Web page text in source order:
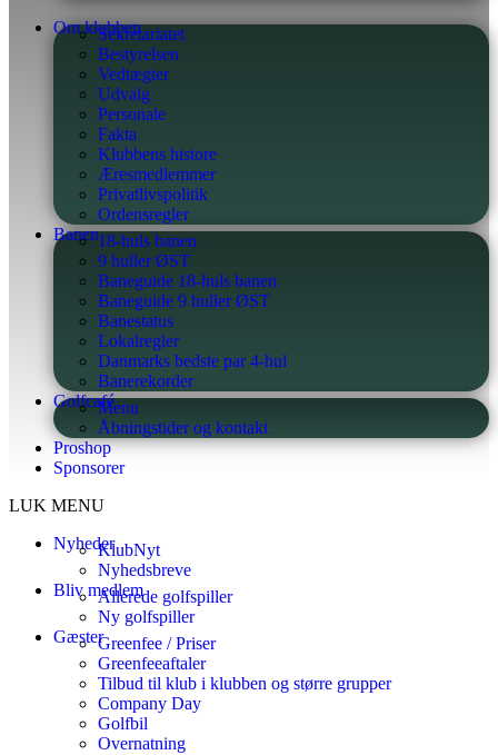
Om klubbenSekretariatet
Bestyrelsen
Vedtægter
Udvalg
Personale
Fakta
Klubbens histore
Æresmedlemmer
Privatlivspolitik
Ordensregler
Banen18-huls banen
9 huller ØST
Baneguide 18-huls banen
Baneguide 9 huller ØST
Banestatus
Lokalregler
Danmarks bedste par 4-hul
Banerekorder
GolfcaféMenu
Åbningstider og kontakt
Proshop
Sponsorer
LUK MENU
NyhederKlubNyt
Nyhedsbreve
Bliv medlemAllerede golfspiller
Ny golfspiller
GæsterGreenfee / Priser
Greenfeeaftaler
Tilbud til klub i klubben og større grupper
Company Day
Golfbil
Overnatning